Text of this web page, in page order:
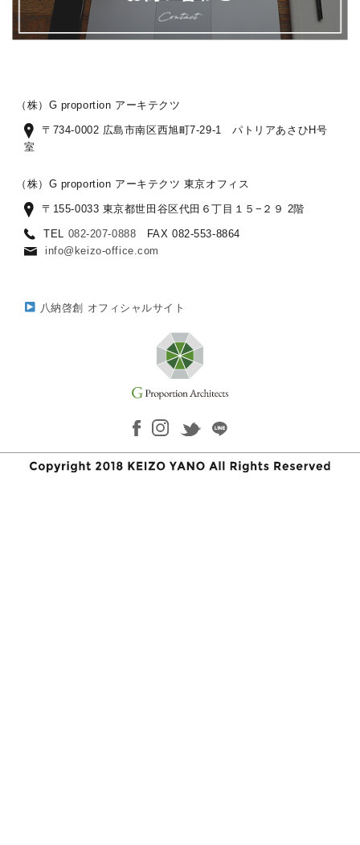
（株）G proportion アーキテクツ
〒734-0002 広島市南区西旭町7-29-1 パトリアあさひH号
室
（株）G proportion アーキテクツ 東京オフィス
〒155-0033 東京都世田谷区代田６丁目１５−２９ 2階
TEL 082-207-0888 FAX 082-553-8864
info@keizo-office.com
八納啓創 オフィシャルサイト